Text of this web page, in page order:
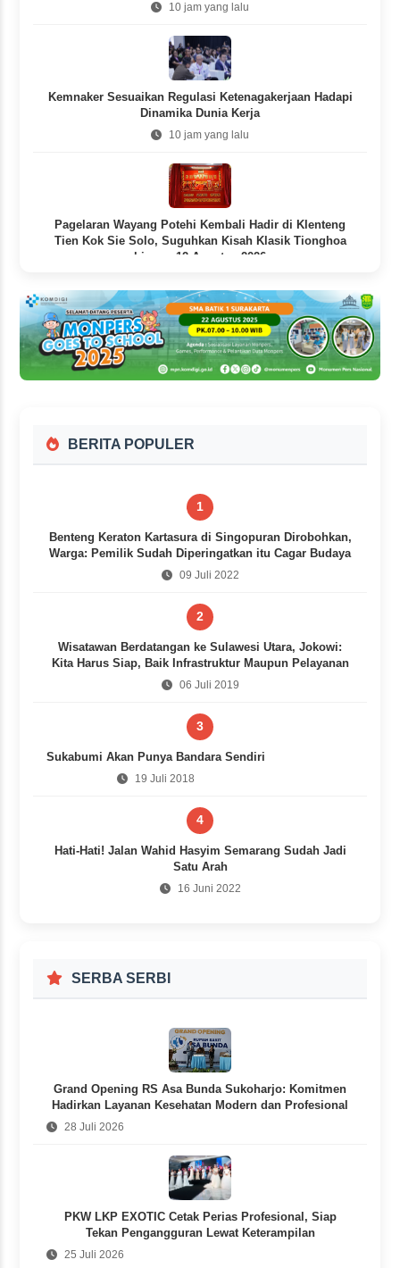
10 jam yang lalu
Kemnaker Sesuaikan Regulasi Ketenagakerjaan Hadapi
Dinamika Dunia Kerja
10 jam yang lalu
Pagelaran Wayang Potehi Kembali Hadir di Klenteng
Tien Kok Sie Solo, Suguhkan Kisah Klasik Tionghoa
hingga 12 Agustus 2026
BERITA POPULER
1
Benteng Keraton Kartasura di Singopuran Dirobohkan,
Warga: Pemilik Sudah Diperingatkan itu Cagar Budaya
09 Juli 2022
2
Wisatawan Berdatangan ke Sulawesi Utara, Jokowi:
Kita Harus Siap, Baik Infrastruktur Maupun Pelayanan
06 Juli 2019
3
Sukabumi Akan Punya Bandara Sendiri
19 Juli 2018
4
Hati-Hati! Jalan Wahid Hasyim Semarang Sudah Jadi
Satu Arah
16 Juni 2022
SERBA SERBI
Grand Opening RS Asa Bunda Sukoharjo: Komitmen
Hadirkan Layanan Kesehatan Modern dan Profesional
28 Juli 2026
PKW LKP EXOTIC Cetak Perias Profesional, Siap
Tekan Pengangguran Lewat Keterampilan
25 Juli 2026